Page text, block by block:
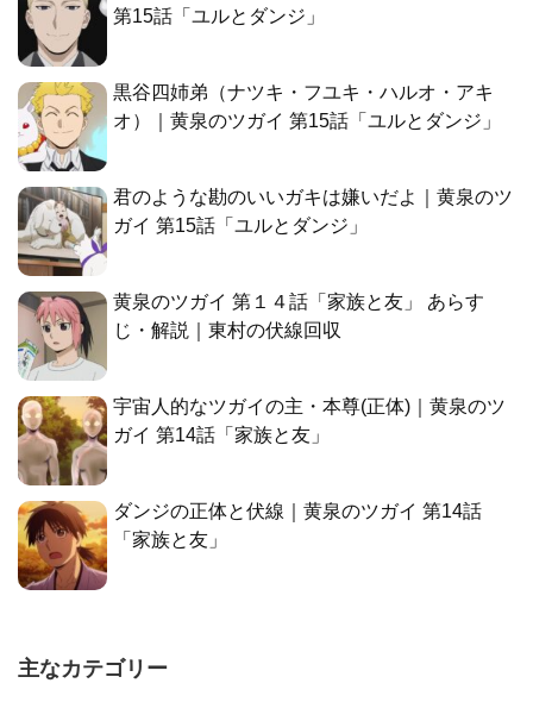
第15話「ユルとダンジ」
黒谷四姉弟（ナツキ・フユキ・ハルオ・アキ
オ）｜黄泉のツガイ 第15話「ユルとダンジ」
君のような勘のいいガキは嫌いだよ｜黄泉のツ
ガイ 第15話「ユルとダンジ」
黄泉のツガイ 第１４話「家族と友」 あらす
じ・解説｜東村の伏線回収
宇宙人的なツガイの主・本尊(正体)｜黄泉のツ
ガイ 第14話「家族と友」
ダンジの正体と伏線｜黄泉のツガイ 第14話
「家族と友」
主なカテゴリー